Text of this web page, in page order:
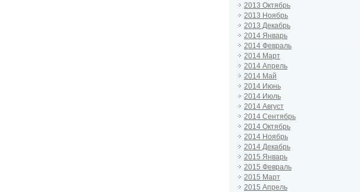
2013 Октябрь
2013 Ноябрь
2013 Декабрь
2014 Январь
2014 Февраль
2014 Март
2014 Апрель
2014 Май
2014 Июнь
2014 Июль
2014 Август
2014 Сентябрь
2014 Октябрь
2014 Ноябрь
2014 Декабрь
2015 Январь
2015 Февраль
2015 Март
2015 Апрель